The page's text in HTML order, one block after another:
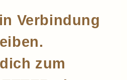
Verbindung
zum